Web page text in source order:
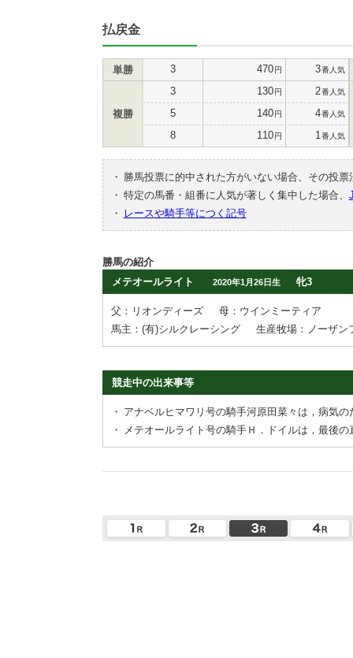
払戻金
単勝 3 470円 3番人気
複勝
3 130円 2番人気
5 140円 4番人気
8 110円 1 番人気
・
勝馬投票に的中された方がいない場合、その投
・ 特定の馬番・組番に人気が著しく集中した場合、
・
レースや騎手等につく記号
勝馬の紹介
メテオールライト
2020年1月26日生 牝3
父：リオンディーズ
母：ウインミーティア
馬主：(有)シルクレーシング
生産牧場：ノーザン
競走中の出来事等
・ アナベルヒマワリ号の騎手河原田菜々は，病気の
・
メテオールライト号の騎手Ｈ．ドイルは，最後